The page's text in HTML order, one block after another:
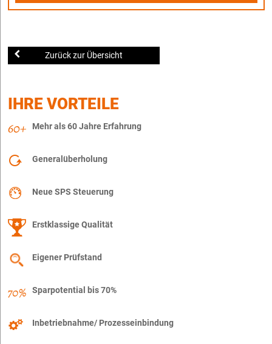
Zurück zur Übersicht
IHRE VORTEILE
Mehr als 60 Jahre Erfahrung
Generalüberholung
Neue SPS Steuerung
Erstklassige Qualität
Eigener Prüfstand
Sparpotential bis 70%
Inbetriebnahme/ Prozesseinbindung